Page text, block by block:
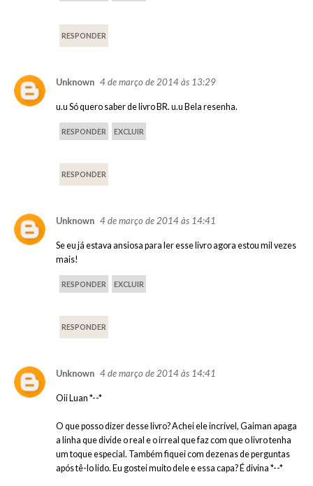
RESPONDER
Unknown 4 de março de 2014 às 13:29
u.u Só quero saber de livro BR. u.u Bela resenha.
RESPONDER EXCLUIR
RESPONDER
Unknown 4 de março de 2014 às 14:41
Se eu já estava ansiosa para ler esse livro agora estou mil vezes
mais!
RESPONDER EXCLUIR
RESPONDER
Unknown 4 de março de 2014 às 14:41
Oii Luan *--*
O que posso dizer desse livro? Achei ele incrível, Gaiman apaga
a linha que divide o real e o irreal que faz com que o livro tenha
um toque especial. Também fiquei com dezenas de perguntas
após tê-lo lido. Eu gostei muito dele e essa capa? É divina *--*